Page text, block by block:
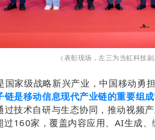
（表彰现场，左三为当虹科技副
国家级战略新兴产业，中国移动勇
链是移动信息现代产业链的重要组
过技术自研与生态协同，推动视频
160家，覆盖内容应用、AI生成、